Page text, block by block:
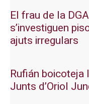
El frau de la
s’investiguen
ajuts irregulars
Rufián boicoteja
Junts d’Oriol